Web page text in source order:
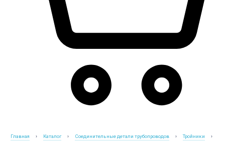
Главная › Каталог › Соединительные детали трубопроводов › Тройники
›